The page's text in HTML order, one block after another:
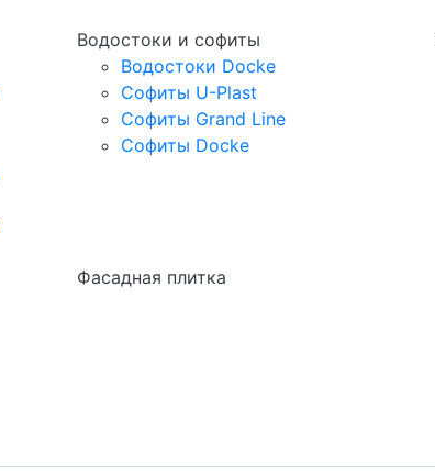
Водостоки и софиты
Водостоки Docke
Софиты U-Plast
Софиты Grand Line
Софиты Docke
Фасадная плитка